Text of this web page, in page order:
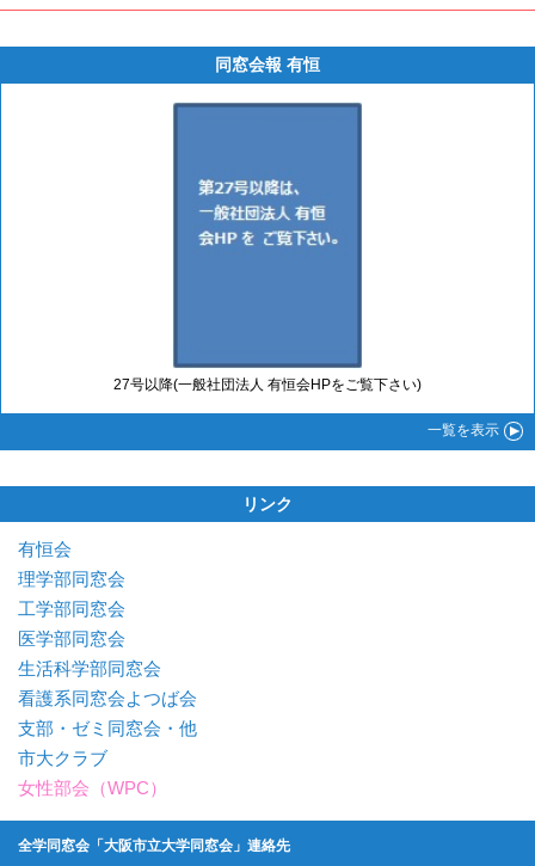
同窓会報 有恒
27号以降(一般社団法人 有恒会HPをご覧下さい)
一覧を表示
リンク
有恒会
理学部同窓会
工学部同窓会
医学部同窓会
生活科学部同窓会
看護系同窓会よつば会
支部・ゼミ同窓会・他
市大クラブ
女性部会（WPC）
全学同窓会「大阪市立大学同窓会」連絡先